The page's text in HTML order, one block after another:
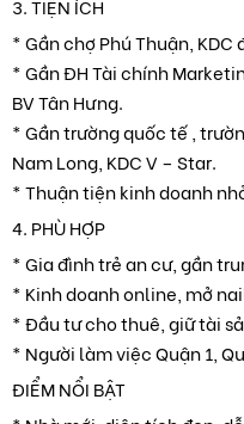
3. TIỆN ÍCH
* Gần chợ Phú Thuận, KDC
* Gần ĐH Tài chính
BV Tân Hưng.
* Gần trường quốc tế ,
Nam Long, KDC V – Star.
* Thuận tiện kinh doanh
4. PHÙ HỢP
* Gia đình trẻ an cư, gần
* Kinh doanh online, mở
* Đầu tư cho thuê, giữ tài
* Người làm việc Quận 1,
ĐIỂM NỔI BẬT